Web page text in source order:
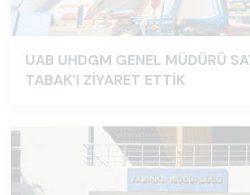
UAB UHDGM GENEL MÜDÜRÜ SAYIN DR. ÇAĞLAR
TABAK'I ZİYARET ETTİK